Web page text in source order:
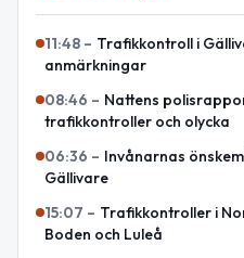
11:48 – Trafikkontroll i
anmärkningar
08:46 – Nattens
trafikkontroller och olycka
06:36 – Invånarnas
Gällivare
15:07 – Trafikkontroller i
Boden och Luleå